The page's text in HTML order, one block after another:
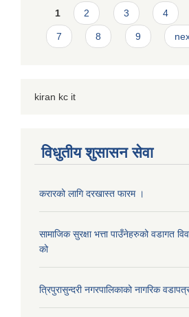
Pages
1 2 3 4
7 8 9
kiran kc it
विधुतीय शुसासन सेवा
करारको लागि दरखास्त फारम ।
सामाजिक सुरक्षा भत्ता पाउँनेहरुको वडागत
को
त्रिपुरासुन्दरी नगरपालिकाको नागरिक